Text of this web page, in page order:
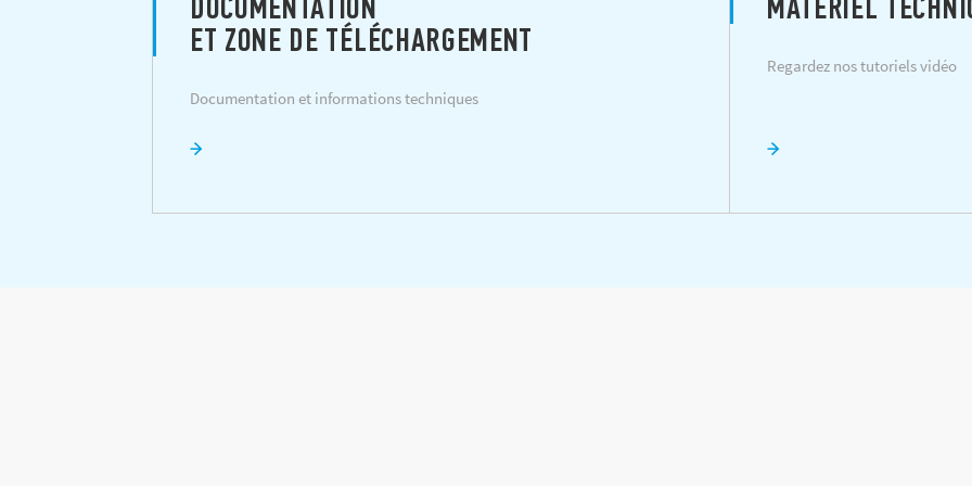
ET ZONE DE TÉLÉCHARGEMENT
Documentation et informations techniques
Regardez nos tutoriels vidéo